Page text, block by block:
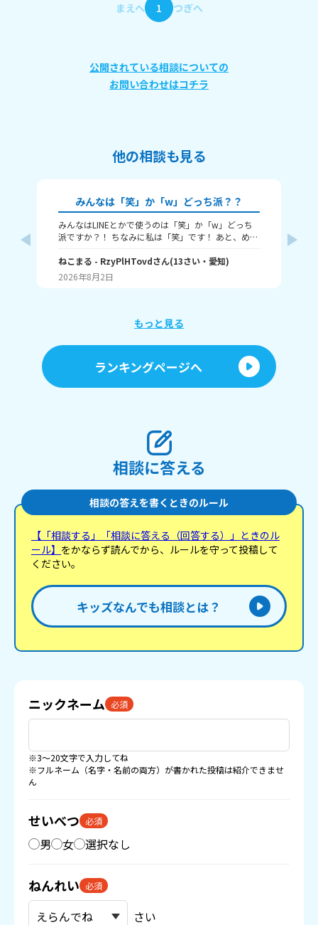
まえへ 1 つぎへ
公開されている相談についての
お問い合わせはコチラ
他の相談も見る
みんなは「笑」か「w」どっち派？？
みんなはLINEとかで使うのは「笑」か「w」どっち
派ですか？！ ちなみに私は「笑」です！ あと、めっ
す！ （笑笑、爆笑、wwwなど）
ねこまる - RzyPlHTovdさん(13さい・ 愛知)
2026年8月2日
もっと見る
ランキングページへ
相談に答える
相談の答えを書くときのルール
【「相談する」「相談に答える（回答する）」ときのル
ール】 をかならず読んでから、ルールを守って投稿して
ください。
キッズなんでも相談とは？
ニックネーム 必須
※3〜20文字で入力してね
※フルネーム（名字・名前の両方）が書かれた投稿は紹介できませ
ん
せいべつ 必須
男 女 選択なし
ねんれい 必須
さい